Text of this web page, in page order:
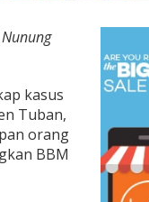
kasus
Tuban,
orang
BBM